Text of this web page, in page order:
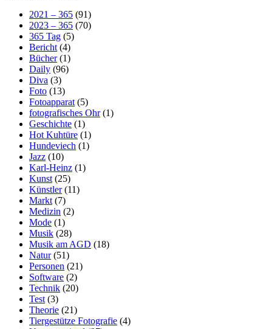
2021 – 365 (91)
2023 – 365 (70)
365 Tag (5)
Bericht (4)
Bücher(1)
Daily (96)
Diva (3)
Foto (13)
Fotoapparat (5)
fotografisches Ohr(1)
Geschichte (1)
Hot Kuhtüre (1)
Hundeviech (1)
Jazz (10)
Karl-Heinz (1)
Kunst (25)
Künstler(11)
Markt (7)
Medizin (2)
Mode (1)
Musik (28)
Musik am AGD (18)
Natur(51)
Personen (21)
Software (2)
Technik (20)
Test (3)
Theorie (21)
Tiergestütze Fotografie (4)